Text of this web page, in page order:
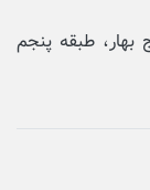
بهار، طبقه پنجم